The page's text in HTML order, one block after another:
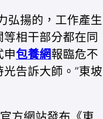
弘揚的，工作產生
相干部分都在同
申包養網報臨危不
告訴大師。”東坡